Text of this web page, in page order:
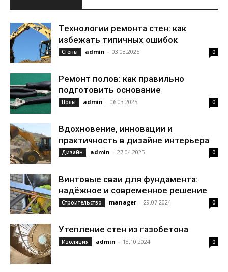
Технологии ремонта стен: как
избежать типичных ошибок
Стены admin - 03.03.2025 0
Ремонт полов: как правильно
подготовить основание
Полы admin - 06.03.2025 0
Вдохновение, инновации и
практичность в дизайне интерьера
Дизайн admin - 27.04.2025 0
Винтовые сваи для фундамента:
надёжное и современное решение
Строительство manager - 29.07.2024 0
Утепление стен из газобетона
Изоляция admin - 18.10.2024 0